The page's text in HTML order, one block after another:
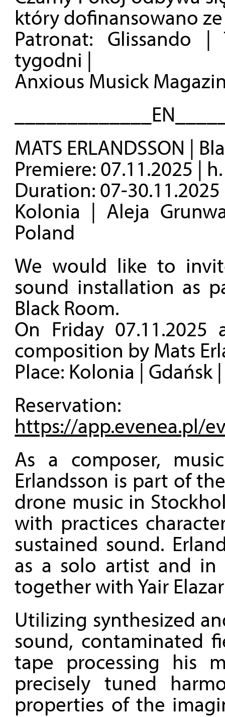
który dofinansowano
Patronat: Glissando
tygodni |
Anxious Musick
MATS ERLANDSSON |
Premiere: 07.11.2025 |
Duration: 07-30.11.2025
Kolonia | Aleja
Poland
We would like to
sound installation as
Black Room.
On Friday
composition by Mats
Place: Kolonia | Gdańsk
Reservation:
https://app.evenea.pl/
As a composer,
Erlandsson is part of
drone music in
with practices
sustained sound.
as a solo artist and in
together with Yair
Utilizing synthesized
sound, contaminated
tape processing his
precisely tuned
properties of the